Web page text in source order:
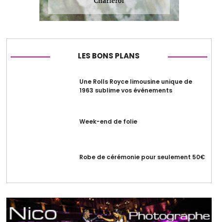
LES BONS PLANS
Une Rolls Royce limousine unique de
1963 sublime vos événements
Week-end de folie
Robe de cérémonie pour seulement 50€